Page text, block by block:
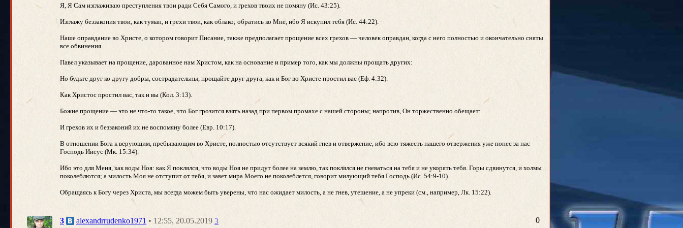
Я, Я Сам изглаживаю преступления твои ради Себя Самого, и грехов твоих не помяну (Ис. 43:25).
Изглажу беззакония твои, как туман, и грехи твои, как облако; обратись ко Мне, ибо Я искупил тебя (Ис. 44:22).
Наше оправдание во Христе, о котором говорит Писание, также предполагает прощение всех грехов — человек оправдан, когда с него полностью и окончательно сняты
все обвинения.
Павел указывает на прощение, дарованное нам Христом, как на основание и пример того, как мы должны прощать других:
Но будьте друг ко другу добры, сострадательны, прощайте друг друга, как и Бог во Христе простил вас (Еф. 4:32).
Как Христос простил вас, так и вы (Кол. 3:13).
Божие прощение — это не что-то такое, что Бог грозится взять назад при первом промахе с нашей стороны; напротив, Он торжественно обещает:
И грехов их и беззаконий их не воспомяну более (Евр. 10:17).
В отношении Бога к верующим, пребывающим во Христе, полностью отсутствует всякий гнев и отвержение, ибо всю тяжесть нашего отвержения уже понес за нас
Господь Иисус (Мк. 15:34).
Ибо это для Меня, как воды Ноя: как Я поклялся, что воды Ноя не придут более на землю, так поклялся не гневаться на тебя и не укорять тебя. Горы сдвинутся, и холмы
поколеблются; а милость Моя не отступит от тебя, и завет мира Моего не поколеблется, говорит милующий тебя Господь (Ис. 54:9-10).
Обращаясь к Богу через Христа, мы всегда можем быть уверены, что нас ожидает милость, а не гнев, утешение, а не упреки (см., например, Лк. 15:22).
0
3 alexandrrudenko1971 • 12:55, 20.05.2019 3